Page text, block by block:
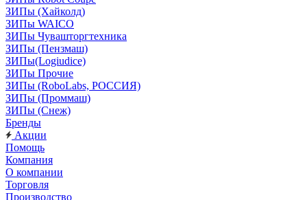
ЗИПы (Хайколд)
ЗИПы WAICO
ЗИПы Чувашторгтехника
ЗИПы (Пензмаш)
ЗИПы(Logiudice)
ЗИПы Прочие
ЗИПы (RoboLabs, РОССИЯ)
ЗИПы (Проммаш)
ЗИПы (Снеж)
Бренды
Акции
Помощь
Компания
О компании
Торговля
Производство